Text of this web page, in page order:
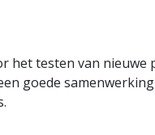
het testen van nieuwe
goede